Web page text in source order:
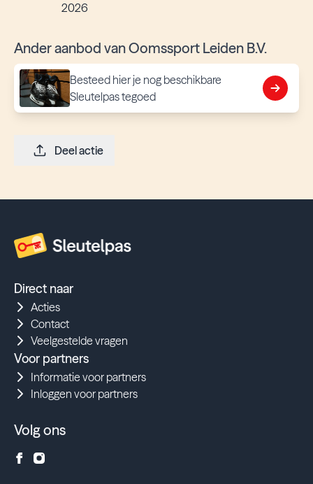
2026
Ander aanbod van Oomssport Leiden B.V.
Besteed hier je nog beschikbare
Sleutelpas tegoed
Deel actie
Direct naar
Acties
Contact
Veelgestelde vragen
Voor partners
Informatie voor partners
Inloggen voor partners
Volg ons